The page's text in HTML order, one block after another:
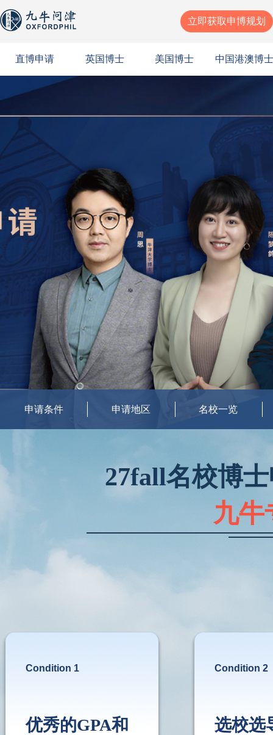
立即获取申博规划
直博申请 英国博士 美国博士 中国港澳博
申请条件 申请地区 名校一览
27fall名校博
九牛
Condition 1
优秀的GPA和
Condition 2
选校选